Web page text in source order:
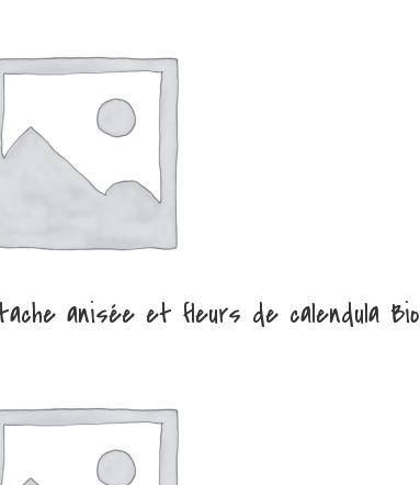
anisée et fleurs de calendula Bio